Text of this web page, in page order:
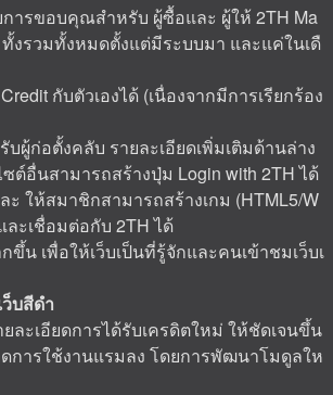
การขอบคุณสำหรับ ผู้ซื้อและ ผู้ให้ 2TH Ma
งรวมทั้งหมดตั้งแต่มีระบบมา และแค่ในเดื
กับตัวเองได้ (เนื่องจากมีการเรียกร้อง
บผู้ก่อตั้งคลับ รายละเอียดเพิ่มเติมด้านล่าง
ซต์อื่นสามารถสร้างปุ่ม Login with 2TH ได้
ะ ให้สมาชิกสามารถสร้างเกม (HTML5/W
ละเชื่อมต่อกับ 2TH ได้
ขึ้น เพื่อให้เว็บเป็นที่รู้จักและคนเข้าชมเว็บเ
บสีดำ
ละเอียดการได้รับเครดิตใหม่ ให้ชัดเจนขึ้น
การใช้งานแรมลง โดยการพัฒนาโมดูลให